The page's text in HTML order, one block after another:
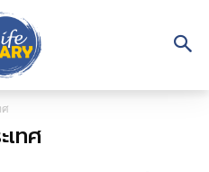
เทศ